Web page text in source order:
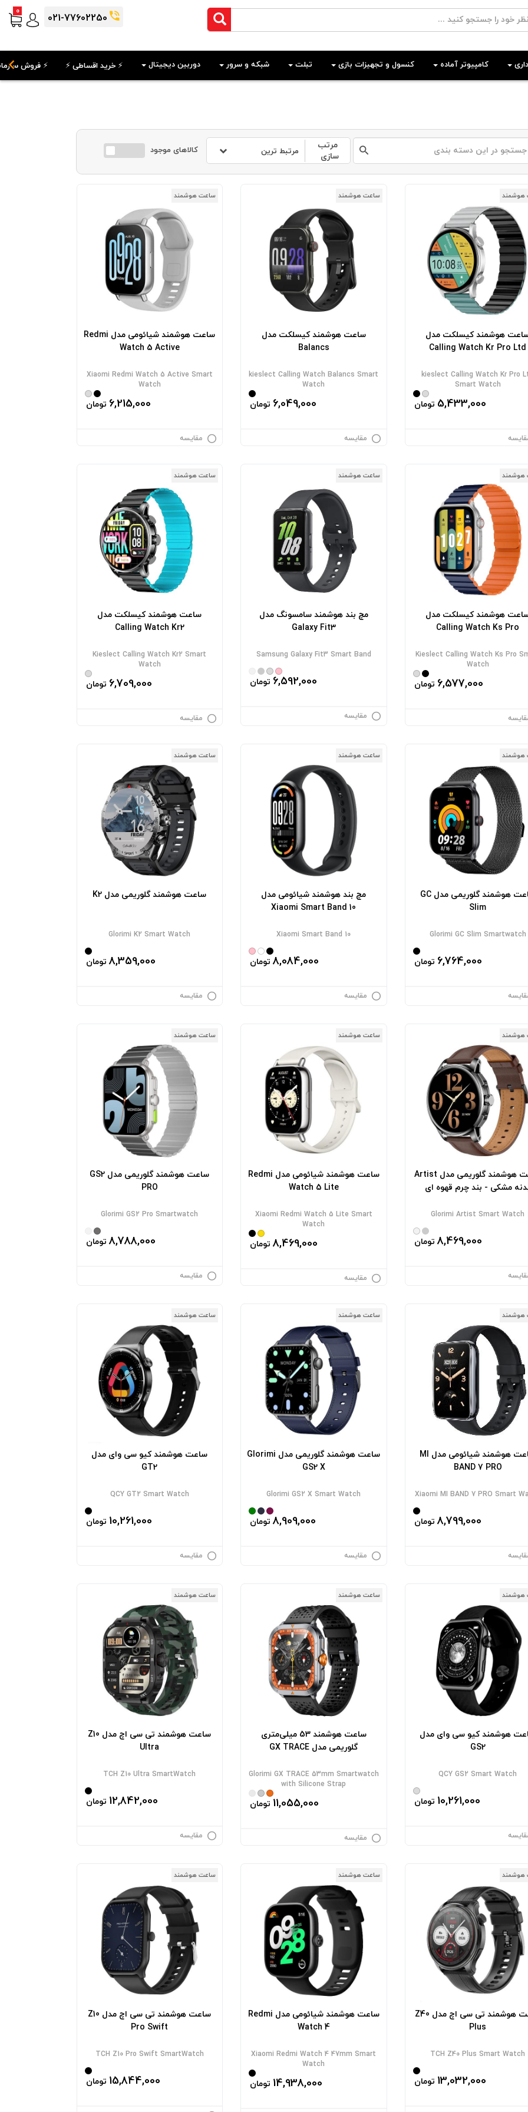
0
021-77602250
کامپیوتر آماده کنسول و تجهیزات بازی تبلت شبکه و سرور دوربین دیجیتال ⚡️ خرید اقساطی ⚡️ ⚡️ فروش
مرتب
سازی
مرتبط ترین کالاهای موجود
هوشمند
هوشمند کیسلکت مدل
Calling Watch Kr Pro Ltd
kieslect Calling Watch Kr Pro
Smart Watch
5,433,000 تومان
ساعت هوشمند
ساعت هوشمند کیسلکت مدل
Balancs
kieslect Calling Watch Balancs Smart
Watch
6,049,000 تومان
مقایسه
ساعت هوشمند
ساعت هوشمند شیائومی مدل Redmi
Watch 5 Active
Xiaomi Redmi Watch 5 Active Smart
Watch
6,215,000 تومان
مقایسه
هوشمند
هوشمند کیسلکت مدل
Calling Watch Ks Pro
Kieslect Calling Watch Ks Pro
Watch
6,577,000 تومان
ساعت هوشمند
مچ بند هوشمند سامسونگ مدل
Galaxy Fit3
Samsung Galaxy Fit3 Smart Band
6,592,000 تومان
مقایسه
ساعت هوشمند
ساعت هوشمند کیسلکت مدل
Calling Watch Kr2
Kieslect Calling Watch Kr2 Smart
Watch
6,709,000 تومان
مقایسه
هوشمند
ساعت هوشمند گلوریمی مدل GC
Slim
Glorimi GC Slim Smartwatch
6,764,000 تومان
ساعت هوشمند
مچ بند هوشمند شیائومی مدل
Xiaomi Smart Band 10
Xiaomi Smart Band 10
8,084,000 تومان
مقایسه
ساعت هوشمند
ساعت هوشمند گلوریمی مدل K2
Glorimi K2 Smart Watch
8,359,000 تومان
مقایسه
هوشمند
ساعت هوشمند گلوریمی مدل Artist
مشکی - بند چرم قهوه ای
Glorimi Artist Smart Watch
8,469,000 تومان
ساعت هوشمند
ساعت هوشمند شیائومی مدل Redmi
Watch 5 Lite
Xiaomi Redmi Watch 5 Lite Smart
Watch
8,469,000 تومان
مقایسه
ساعت هوشمند
ساعت هوشمند گلوریمی مدل GS2
PRO
Glorimi GS2 Pro Smartwatch
8,788,000 تومان
مقایسه
هوشمند
ساعت هوشمند شیائومی مدل MI
BAND 7 PRO
Xiaomi MI BAND 7 PRO Smart
8,799,000 تومان
ساعت هوشمند
ساعت هوشمند گلوریمی مدل Glorimi
GS2 X
Glorimi GS2 X Smart Watch
8,909,000 تومان
مقایسه
ساعت هوشمند
ساعت هوشمند کیو سی وای مدل
GT2
QCY GT2 Smart Watch
10,261,000 تومان
مقایسه
هوشمند
هوشمند کیو سی وای مدل
GS2
QCY GS2 Smart Watch
10,261,000 تومان
ساعت هوشمند
ساعت هوشمند 53 میلی‌متری
گلوریمی مدل GX TRACE
Glorimi GX TRACE 53mm Smartwatch
with Silicone Strap
11,055,000 تومان
مقایسه
ساعت هوشمند
ساعت هوشمند تی سی اچ مدل Z10
Ultra
TCH Z10 Ultra SmartWatch
12,842,000 تومان
مقایسه
هوشمند
ساعت هوشمند تی سی اچ مدل Z40
Plus
TCH Z40 Plus Smart Watch
13,032,000 تومان
ساعت هوشمند
ساعت هوشمند شیائومی مدل Redmi
Watch 4
Xiaomi Redmi Watch 4 47mm Smart
Watch
14,938,000 تومان
ساعت هوشمند
ساعت هوشمند تی سی اچ مدل Z10
Pro Swift
TCH Z10 Pro Swift SmartWatch
15,844,000 تومان